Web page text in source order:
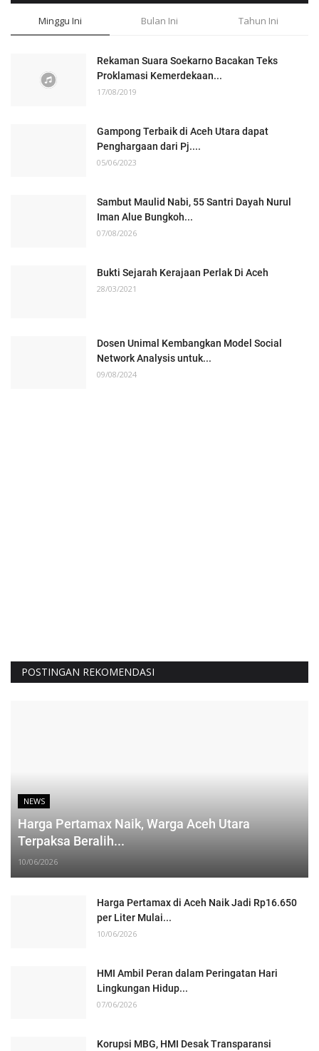
Minggu Ini Bulan Ini Tahun Ini
Rekaman Suara Soekarno Bacakan Teks
Proklamasi Kemerdekaan...
17/08/2019
Gampong Terbaik di Aceh Utara dapat
Penghargaan dari Pj....
05/06/2023
Sambut Maulid Nabi, 55 Santri Dayah Nurul
Iman Alue Bungkoh...
07/08/2026
Bukti Sejarah Kerajaan Perlak Di Aceh
28/03/2021
Dosen Unimal Kembangkan Model Social
Network Analysis untuk...
09/08/2024
POSTINGAN REKOMENDASI
NEWS
Harga Pertamax Naik, Warga Aceh Utara
Terpaksa Beralih...
10/06/2026
Harga Pertamax di Aceh Naik Jadi Rp16.650
per Liter Mulai...
10/06/2026
HMI Ambil Peran dalam Peringatan Hari
Lingkungan Hidup...
07/06/2026
Korupsi MBG, HMI Desak Transparansi